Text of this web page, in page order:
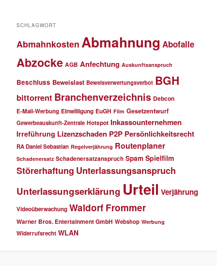
SCHLAGWORT
Abmahnkosten Abmahnung Abofalle
Abzocke AGB Anfechtung Auskunftsanspruch
Beschluss Beweislast Beweisverwertungsverbot BGH
bittorrent Branchenverzeichnis Debcon
E-Mail-Werbung Einwilligung EuGH Film Gesetzentwurf
Gewerbeauskunft-Zentrale Hotspot Inkassounternehmen
Irreführung Lizenzschaden P2P Persönlichkeitsrecht
RA Daniel Sebastian Regelverjährung Routenplaner
Schadenersatz Schadenersatzanspruch Spam Spielfilm
Störerhaftung Unterlassungsanspruch
Unterlassungserklärung Urteil Verjährung
Videoüberwachung Waldorf Frommer
Warner Bros. Entertainment GmbH Webshop Werbung
Widerrufsrecht WLAN